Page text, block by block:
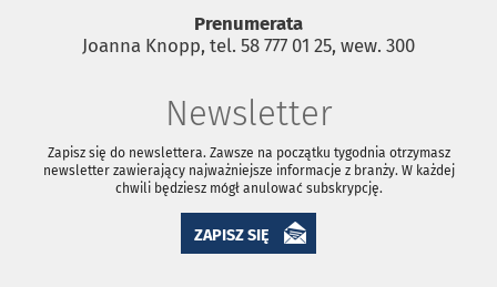
Prenumerata
Joanna Knopp, tel. 58 777 01 25, wew. 300
Newsletter
Zapisz się do newslettera. Zawsze na początku tygodnia otrzymasz
newsletter zawierający najważniejsze informacje z branży. W każdej
chwili będziesz mógł anulować subskrypcję.
ZAPISZ SIĘ